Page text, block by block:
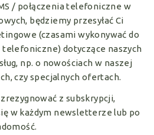
/ połączenia telefoniczne w
będziemy przesyłać Ci
(czasami wykonywać do
telefoniczne) dotyczące naszych
np. o nowościach w naszej
czy specjalnych ofertach.
z subskrypcji,
w każdym newsletterze lub po